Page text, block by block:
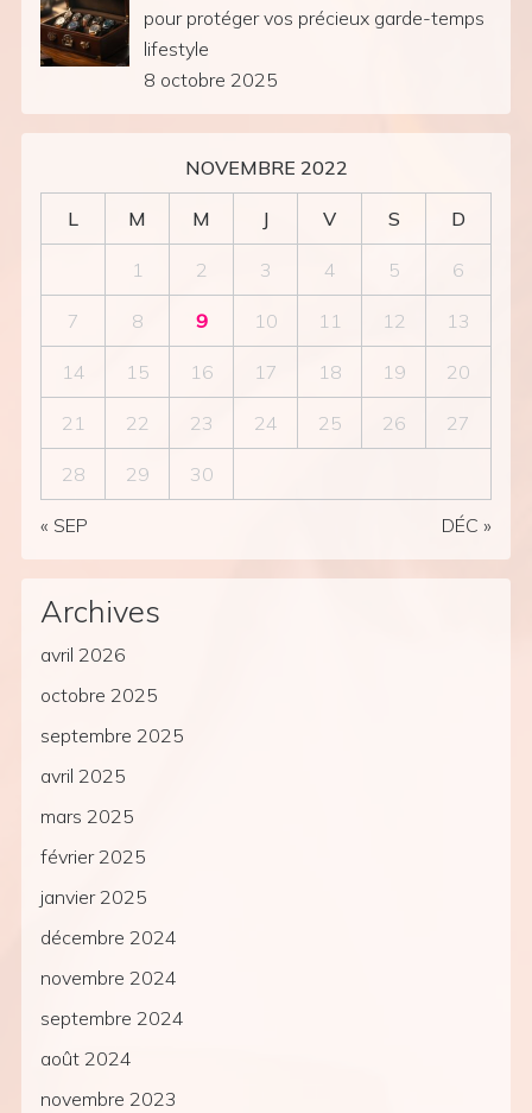
pour protéger vos précieux garde-temps
lifestyle
8 octobre 2025
NOVEMBRE 2022
L M M J V S D
1 2 3 4 5 6
7 8 9 10 11 12 13
14 15 16 17 18 19 20
21 22 23 24 25 26 27
28 29 30
« SEP DÉC »
Archives
avril 2026
octobre 2025
septembre 2025
avril 2025
mars 2025
février 2025
janvier 2025
décembre 2024
novembre 2024
septembre 2024
août 2024
novembre 2023